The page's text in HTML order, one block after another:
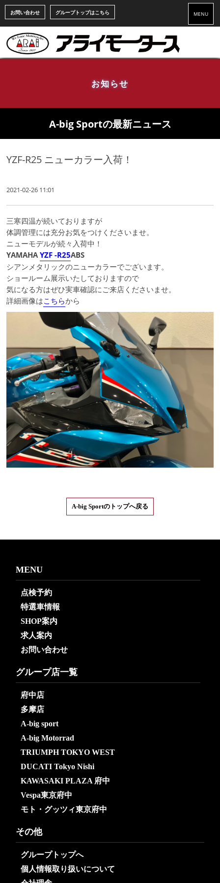
お問い合わせ グループトップはこちら MENU
お知らせ
A-big Sportの最新ニュース
YZF-R25 ニューカラー入荷！
2021-02-26 11:01
三寒四温が続いておりますが
体調管理には充分お気をつけくださいませ。
ニューモデルが続々入荷中！
YAMAHAYZF -R25ABS
シアンメタリックのニューカラーでございます。
ショールーム展示いたしておりますので
気になる方はぜひ実車確認にご来店くださいませ。
詳細画像はこちらから
A-big Sportのトップへ戻る
MENU
点検予約
特選車情報
SHOP案内
求人案内
お問い合わせ
グループ店一覧
府中店
多摩店
A-big sport
A-big Motorrad
TRIUMPH TOKYO WEST
DUCATI Tokyo Nishi
KAWASAKI PLAZA 府中
Vespa東京府中
モト・グッツィ東京府中
その他
グループトップへ
個人情報取り扱いについて